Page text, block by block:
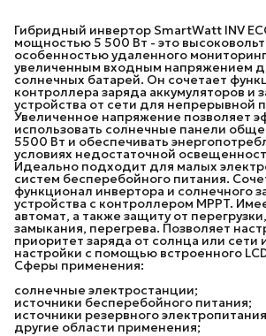
Гибридный инвертор SmartWatt INV
мощностью 5 500 Вт - это
особенностью удаленного
увеличенным входным напряжением
солнечных батарей. Он сочетает
контроллера заряда аккумуляторов и
устройства от сети для непрерывной
Увеличенное напряжение позволяет
использовать солнечные панели
5500 Вт и обеспечивать
условиях недостаточной
Идеально подходит для малых
систем бесперебойного питания.
функционал инвертора и солнечного
устройства с контроллером MPPT.
автомат, а также защиту от
замыкания, перегрева. Позволяет
приоритет заряда от солнца или сети
настройки с помощью встроенного
Сферы применения:
солнечные электростанции;
источники бесперебойного питания;
источники резервного
другие области применения;